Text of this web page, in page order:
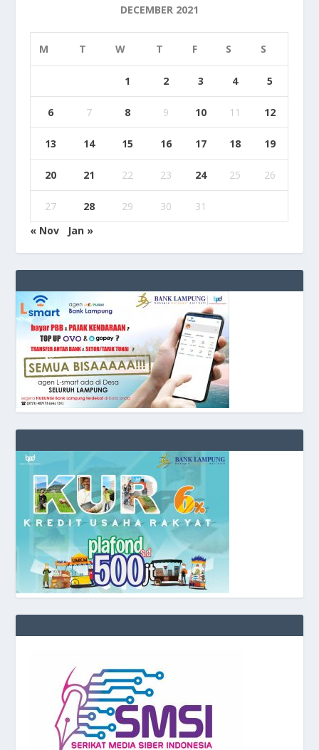
DECEMBER 2021
M T W T F S S
1 2 3 4 5
6 7 8 9 10 11 12
13 14 15 16 17 18 19
20 21 22 23 24 25 26
27 28 29 30
31
« Nov
Jan »